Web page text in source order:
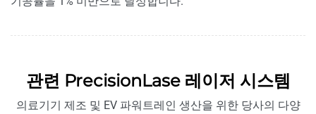
관련 PrecisionLase 레이저 시스템
의료기기 제조 및 EV 파워트레인 생산을 위한 당사의 다양